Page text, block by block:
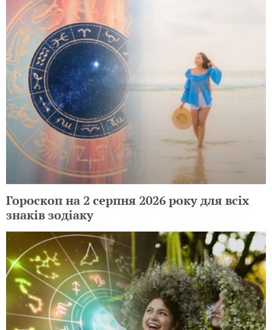
Гороскоп на 2 серпня 2026 року для всіх
знаків зодіаку